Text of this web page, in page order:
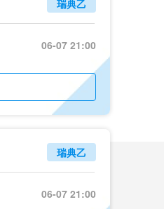
瑞典乙
06-07 21:00
瑞典乙
06-07 21:00